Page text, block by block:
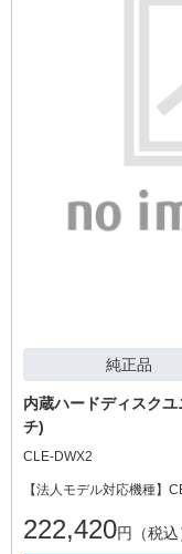
純正品
内蔵ハードディスク
チ)
CLE-DWX2
【法人モデル対応機種】
222,420円（税込